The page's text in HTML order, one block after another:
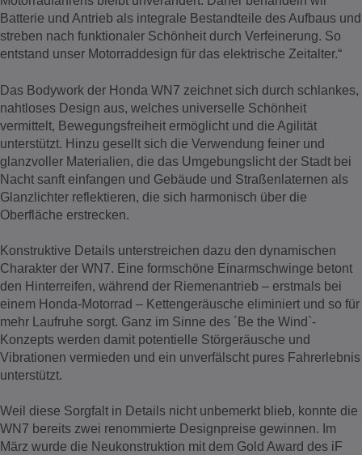
Batterie und Antrieb als integrale Bestandteile des Aufbaus und
streben nach funktionaler Schönheit durch Verfeinerung. So
entstand unser Motorraddesign für das elektrische Zeitalter.“
Das Bodywork der Honda WN7 zeichnet sich durch schlankes,
nahtloses Design aus, welches universelle Schönheit
vermittelt, Bewegungsfreiheit ermöglicht und die Agilität
unterstützt. Hinzu gesellt sich die Verwendung feiner und
glanzvoller Materialien, die das Umgebungslicht der Stadt bei
Nacht sanft einfangen und Gebäude und Straßenlaternen als
Glanzlichter reflektieren, die sich harmonisch über die
Oberfläche erstrecken.
Konstruktive Details unterstreichen dazu den dynamischen
Charakter der WN7. Eine formschöne Einarmschwinge betont
den Hinterreifen, während der Riemenantrieb – erstmals bei
einem Honda-Motorrad – Kettengeräusche eliminiert und so für
mehr Laufruhe sorgt. Ganz im Sinne des ´Be the Wind`-
Konzepts werden damit potentielle Störgeräusche und
Vibrationen vermieden und ein unverfälscht pures Fahrerlebnis
unterstützt.
Weil diese Sorgfalt in Details nicht unbemerkt blieb, konnte die
WN7 bereits zwei renommierte Designpreise gewinnen. Im
März wurde die Neukonstruktion mit dem Gold Award des iF